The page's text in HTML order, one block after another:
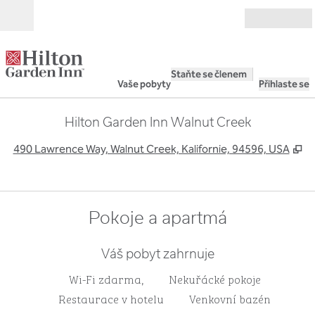
Vaše pobyty
Staňte se členem
Přihlaste se
Hilton Garden Inn Walnut Creek
490 Lawrence Way, Walnut Creek, Kalifornie, 94596, USA ,
Pokoje a apartmá
Váš pobyt zahrnuje
Wi-Fi zdarma,
Nekuřácké pokoje
Restaurace v hotelu
Venkovní bazén